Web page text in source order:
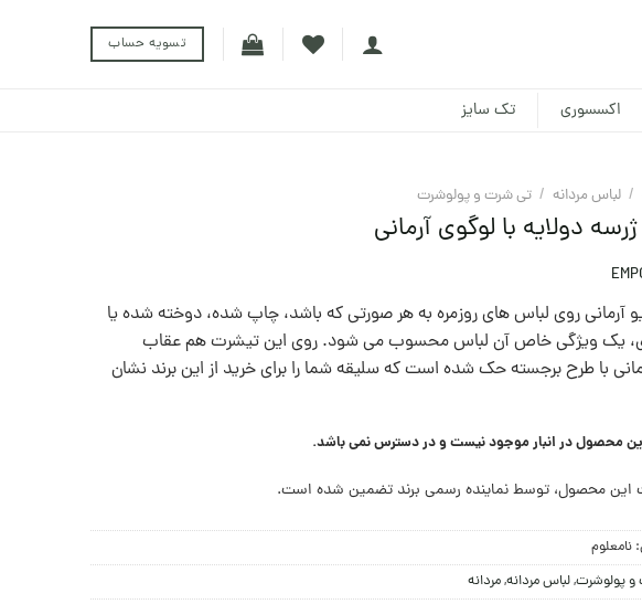
تسویه حساب
اکسسوری تک سایز
/ لباس مردانه / تی شرت و پولوشرت
دولایه با لوگوی آرمانی
آرمانی روی لباس های روزمره به هر صورتی که باشد، چاپ شده، دوخته شده یا
یک ویژگی خاص آن لباس محسوب می شود. روی این تیشرت هم عقاب
با طرح برجسته حک شده است که سلیقه شما را برای خرید از این برند نشان
محصول در انبار موجود نیست و در دسترس نمی باشد.
این محصول، توسط نماینده رسمی برند تضمین شده است.
نامعلوم
پولوشرت,لباس مردانه,مردانه